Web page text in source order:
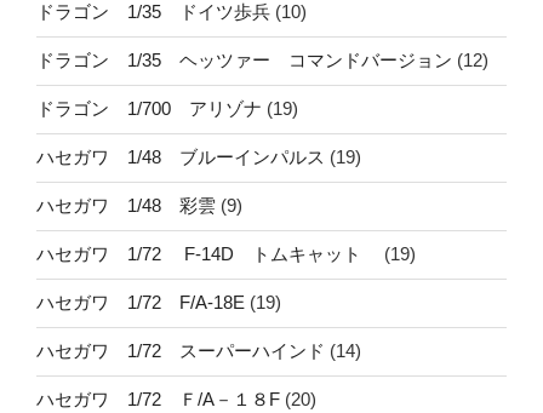
ドラゴン 1/35 ドイツ歩兵 (10)
ドラゴン 1/35 ヘッツァー コマンドバージョン (12)
ドラゴン 1/700 アリゾナ (19)
ハセガワ 1/48 ブルーインパルス (19)
ハセガワ 1/48 彩雲 (9)
ハセガワ 1/72 F-14D トムキャット (19)
ハセガワ 1/72 F/A-18E (19)
ハセガワ 1/72 スーパーハインド (14)
ハセガワ 1/72 Ｆ/A－１８F (20)